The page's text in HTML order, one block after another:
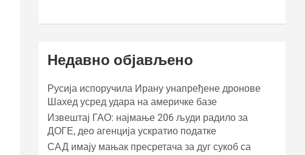
Недавно објављено
Русија испоручила Ирану унапређене дронове
Шахед усред удара на америчке базе
Извештај ГАО: најмање 206 људи радило за
ДОГЕ, део агенција ускратио податке
САД имају мањак пресретача за дуг сукоб са